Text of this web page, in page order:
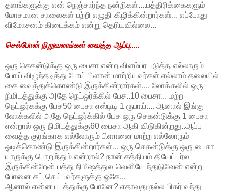
தளங்களுக்கு என் நெஞ்சார்ந்த நன்றிகள்....பத்திரிக்கைகளும்
மோசமான சாலைகள் பற்றி எழுதி கிழிக்கின்றார்கள்... எப்போது
விமோசனம் கிடைக்கம் என்று தெரியவில்லை...
செல்போன் நிறுவனங்கள் வைத்த ஆப்பு.....
ஒரு செகன்டுக்கு ஒரு பைசா என்ற விளம்பர படுத்த எல்லாரும்
போய் விழுந்தடித்து போய் பிளான் மாற்றியவர்கள் எல்லாம் தலையில்
கை வைத்துக்கொண்டு இருக்கின்றார்கள்.... லோக்கலில் ஒரு
நிமிடத்துக்கு அதே நெட்ஒர்க்கில் பேச..10 பைசா... மற்ற
நெட்ஒர்கக்கு பேச50 பைசா எஸ்டிடி 1 ரூபாய்.... ஆனால் இங்கு
லோக்கலில் அதே நெட்ஒர்க்கில் பேச ஒரு செகன்டுக்கு 1 பைசா
என்றால் ஒரு நிமிடத்துக்கு60 பைசா ஆகி விடுகின்றது..ஆப்பு
வைத்த குரங்காக எல்லோரும் பிளானை மாற்ற எல்லோரும்
ஓடிக்கொண்டு இருக்கின்றார்கள்... ஒரு செகன்டுக்கு ஒரு பைசா
யாருக்கு பொறுந்தும் என்றால்? நான் சத்தியம் தியேட்டர்ல
இருக்கின்றேன் பத்து நிமிஷத்துல வெளியே ந்துடுவேன் என்று
போனை கட் செய்பவர்களுக்கு ஓகே...
ஆனால் என்ன படத்துக்கு போனே? எதாவது நல்ல பிகர் வந்து